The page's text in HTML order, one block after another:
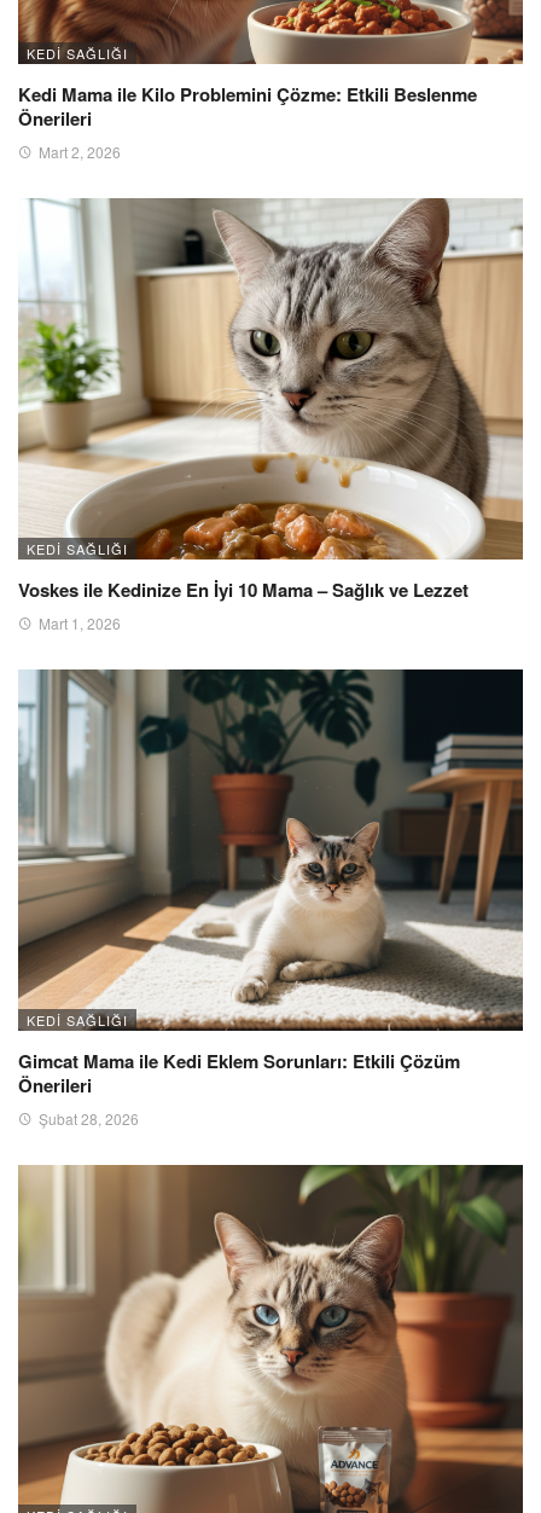
KEDI SAĞLIĞI
Kedi Mama ile Kilo Problemini Çözme: Etkili Beslenme
Önerileri
Mart 2, 2026
KEDI SAĞLIĞI
Voskes ile Kedinize En İyi 10 Mama – Sağlık ve Lezzet
Mart 1, 2026
KEDI SAĞLIĞI
Gimcat Mama ile Kedi Eklem Sorunları: Etkili Çözüm
Önerileri
Şubat 28, 2026